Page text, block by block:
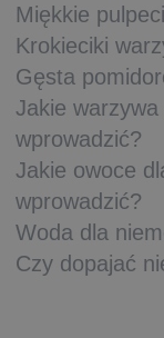
Miękkie
Krokieciki
Gęsta
Jakie
wprowadzić?
Jakie owoce
wprowadzić?
Woda dla
Czy dopajać